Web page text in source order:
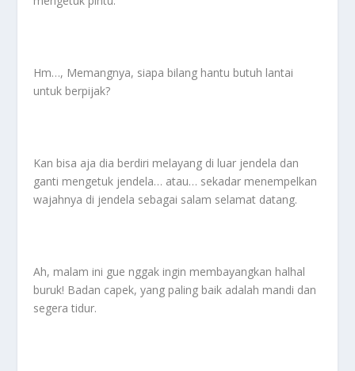
Hm…, Memangnya, siapa bilang hantu butuh lantai
untuk berpijak?
Kan bisa aja dia berdiri melayang di luar jendela dan
ganti mengetuk jendela… atau… sekadar menempelkan
wajahnya di jendela sebagai salam selamat datang.
Ah, malam ini gue nggak ingin membayangkan halhal
buruk! Badan capek, yang paling baik adalah mandi dan
segera tidur.